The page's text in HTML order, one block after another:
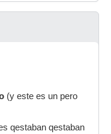
(y este es un pero
qestaban qestaban